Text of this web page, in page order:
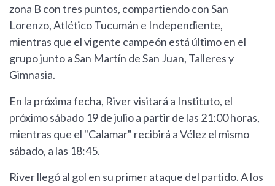
zona B con tres puntos, compartiendo con San
Lorenzo, Atlético Tucumán e Independiente,
mientras que el vigente campeón está último en el
grupo junto a San Martín de San Juan, Talleres y
Gimnasia.
En la próxima fecha, River visitará a Instituto, el
próximo sábado 19 de julio a partir de las 21:00 horas,
mientras que el "Calamar" recibirá a Vélez el mismo
sábado, a las 18:45.
River llegó al gol en su primer ataque del partido. A los